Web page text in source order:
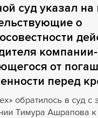
суд указал на
о
от
перед
обратилось в суд с
Тимура Ашрапова к